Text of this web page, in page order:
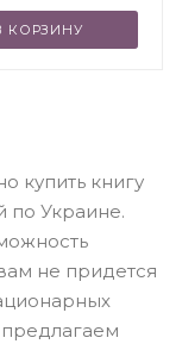
КОРЗИНУ
купить книгу
по Украине.
не придется